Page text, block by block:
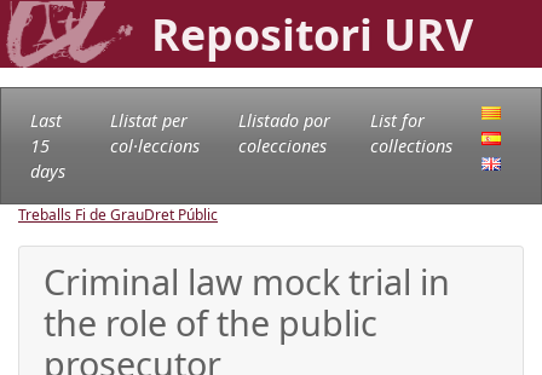
Repositori URV
Last
15
days
Llistat per
col·leccions
Llistado por
colecciones
List for
collections
Treballs Fi de GrauDret Públic
Criminal law mock trial in
the role of the public
prosecutor